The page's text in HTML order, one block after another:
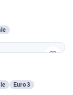
Euro 3